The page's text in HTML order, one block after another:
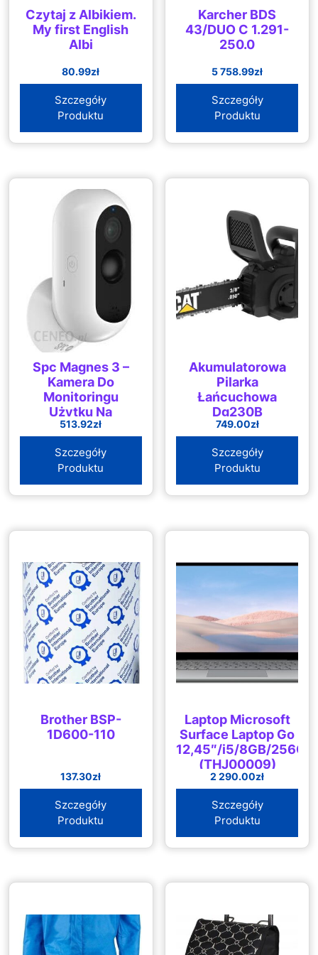
Czytaj z Albikiem.
My first English
Albi
80.99zł
Szczegóły
Produktu
Karcher BDS
43/DUO C 1.291-
250.0
5 758.99zł
Szczegóły
Produktu
Spc Magnes 3 –
Kamera Do
Monitoringu
Użytku Na
Zewnątrz I
Wewnątrz Z
Akumulatorem
9600 Mah
Widoczność W
Nocy
Ip65 Wykrywanie
513.92zł
Szczegóły
Produktu
Akumulatorowa
Pilarka
Łańcuchowa
Dg230B
749.00zł
Szczegóły
Produktu
Brother BSP-
1D600-110
137.30zł
Szczegóły
Produktu
Laptop Microsoft
Surface Laptop Go
12,45″/i5/8GB/
(THJ00009)
2 290.00zł
Szczegóły
Produktu